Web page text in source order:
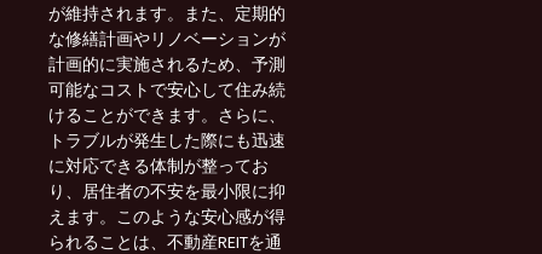
が維持されます。また、定期的
な修繕計画やリノベーションが
計画的に実施されるため、予測
可能なコストで安心して住み続
けることができます。さらに、
トラブルが発生した際にも迅速
に対応できる体制が整ってお
り、居住者の不安を最小限に抑
えます。このような安心感が得
られることは、不動産REITを通